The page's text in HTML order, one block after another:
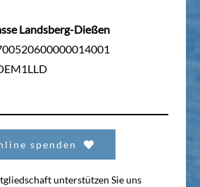
Landsberg-Dießen
spenden
unterstützen Sie uns